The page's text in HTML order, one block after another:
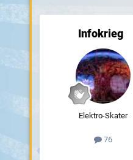
Infokrieg
Elektro-Skater
76